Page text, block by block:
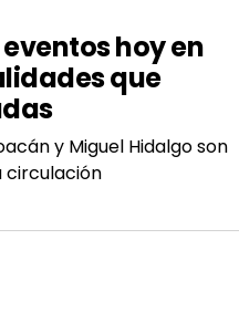
hoy en
que
y Miguel Hidalgo son
circulación